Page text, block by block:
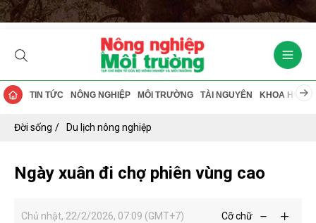
TIN TỨC NÔNG NGHIỆP MÔI TRƯỜNG TÀI NGUYÊN KHOA HỌC
Đời sống Du lịch nông nghiệp
Ngày xuân đi chợ phiên vùng cao
Chủ nhật, 22/2/2026, 07:09 (GMT+7) Cỡ chữ